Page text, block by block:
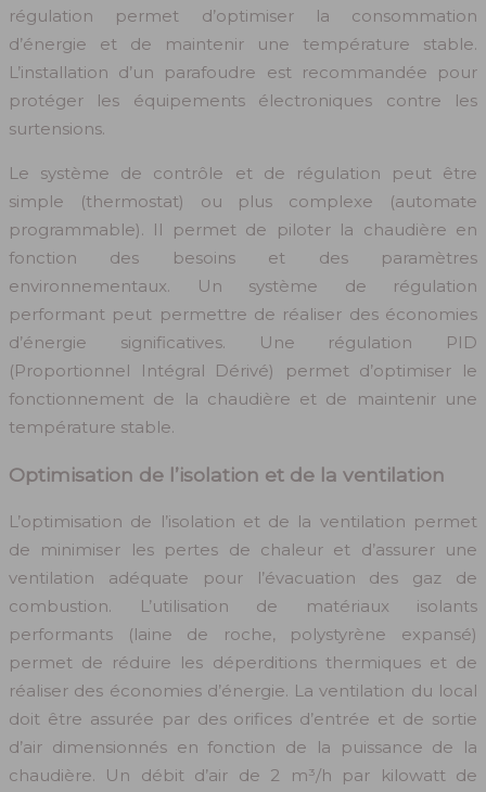
régulation permet d’optimiser la consommation
d’énergie et de maintenir une température stable.
L’installation d’un parafoudre est recommandée pour
protéger les équipements électroniques contre les
surtensions.
Le système de contrôle et de régulation peut être
simple (thermostat) ou plus complexe (automate
programmable). Il permet de piloter la chaudière en
fonction des besoins et des paramètres
environnementaux. Un système de régulation
performant peut permettre de réaliser des économies
d’énergie significatives. Une régulation PID
(Proportionnel Intégral Dérivé) permet d’optimiser le
fonctionnement de la chaudière et de maintenir une
température stable.
Optimisation de l’isolation et de la ventilation
L’optimisation de l’isolation et de la ventilation permet
de minimiser les pertes de chaleur et d’assurer une
ventilation adéquate pour l’évacuation des gaz de
combustion. L’utilisation de matériaux isolants
performants (laine de roche, polystyrène expansé)
permet de réduire les déperditions thermiques et de
réaliser des économies d’énergie. La ventilation du local
doit être assurée par des orifices d’entrée et de sortie
d’air dimensionnés en fonction de la puissance de la
chaudière. Un débit d’air de 2 m³/h par kilowatt de